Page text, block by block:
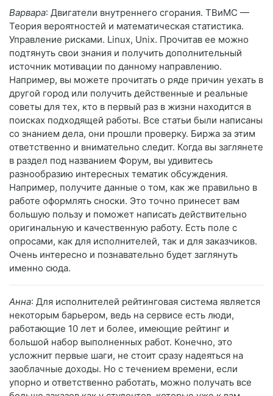
Варвара: Двигатели внутреннего сгорания. ТВиМС —
Теория вероятностей и математическая статистика.
Управление рисками. Linux, Unix. Прочитав ее можно
подтянуть свои знания и получить дополнительный
источник мотивации по данному направлению.
Например, вы можете прочитать о ряде причин уехать в
другой город или получить действенные и реальные
советы для тех, кто в первый раз в жизни находится в
поисках подходящей работы. Все статьи были написаны
со знанием дела, они прошли проверку. Биржа за этим
ответственно и внимательно следит. Когда вы заглянете
в раздел под названием Форум, вы удивитесь
разнообразию интересных тематик обсуждения.
Например, получите данные о том, как же правильно в
работе оформлять сноски. Это точно принесет вам
большую пользу и поможет написать действительно
оригинальную и качественную работу. Есть поле с
опросами, как для исполнителей, так и для заказчиков.
Очень интересно и познавательно будет заглянуть
именно сюда.
Анна: Для исполнителей рейтинговая система является
некоторым барьером, ведь на сервисе есть люди,
работающие 10 лет и более, имеющие рейтинг и
большой набор выполненных работ. Конечно, это
усложнит первые шаги, не стоит сразу надеяться на
заоблачные доходы. Но с течением времени, если
упорно и ответственно работать, можно получать все